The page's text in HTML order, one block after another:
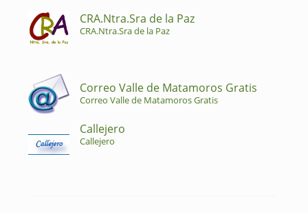
CRA.Ntra.Sra de la Paz
CRA.Ntra.Sra de la Paz
Correo Valle de Matamoros Gratis
Correo Valle de Matamoros Gratis
Callejero
Callejero